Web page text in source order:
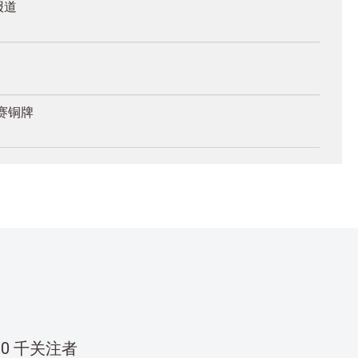
道
铜牌
千关注者